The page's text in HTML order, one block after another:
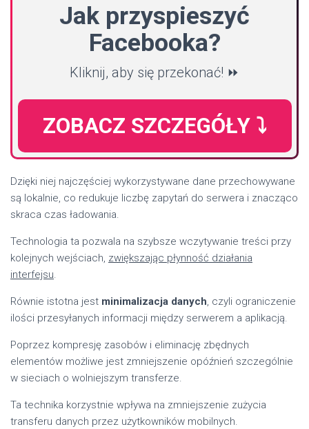
Jak przyspieszyć
Facebooka?
Kliknij, aby się przekonać! ⏩
ZOBACZ SZCZEGÓŁY ⤵️
Dzięki niej najczęściej wykorzystywane dane przechowywane
są lokalnie, co redukuje liczbę zapytań do serwera i znacząco
skraca czas ładowania.
Technologia ta pozwala na szybsze wczytywanie treści przy
kolejnych wejściach, zwiększając płynność działania
interfejsu.
Równie istotna jest minimalizacja danych, czyli ograniczenie
ilości przesyłanych informacji między serwerem a aplikacją.
Poprzez kompresję zasobów i eliminację zbędnych
elementów możliwe jest zmniejszenie opóźnień szczególnie
w sieciach o wolniejszym transferze.
Ta technika korzystnie wpływa na zmniejszenie zużycia
transferu danych przez użytkowników mobilnych.